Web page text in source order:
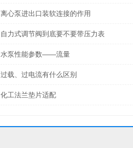
离心泵进出口装软连接的作用
自力式调节阀到底要不要带压力表
水泵性能参数——流量
过载、过电流有什么区别
化工法兰垫片适配